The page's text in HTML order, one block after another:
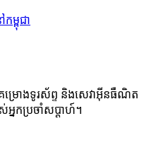
ម្ពុជា
រោងទូរស័ព្ទ និងសេវាអ៊ីនធឺណិត
អ្នកប្រចាំសប្តាហ៍។